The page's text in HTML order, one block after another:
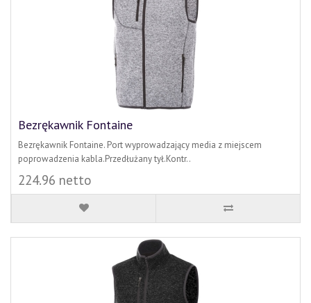
Bezrękawnik Fontaine
Bezrękawnik Fontaine. Port wyprowadzający media z miejscem
poprowadzenia kabla.Przedłużany tył.Kontr..
224.96 netto